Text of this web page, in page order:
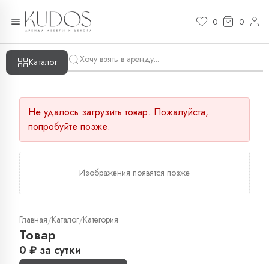
0 0
Каталог
Не удалось загрузить товар. Пожалуйста,
попробуйте позже.
Изображения появятся позже
Главная/Каталог/Категория
Товар
0 ₽ за сутки